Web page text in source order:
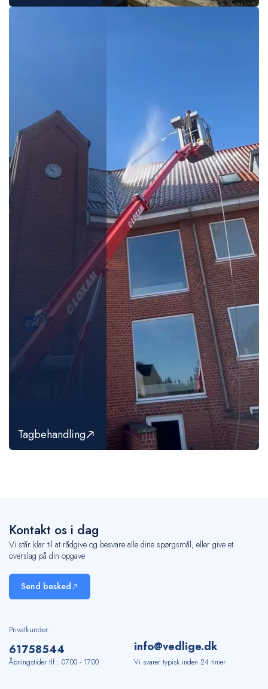
Tagbehandling
Kontakt os i dag
Vi står klar til at rådgive og besvare alle dine spørgsmål, eller give et
overslag på din opgave
Send besked
Privatkunder
61758544
Åbningstider tlf.: 07.00 - 17.00
info@vedlige.dk
Vi svarer typisk inden 24 timer